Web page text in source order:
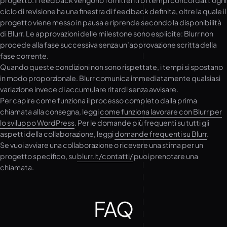
ciclo di revisione ha una finestra di feedback definita, oltre la quale il
progetto viene messo in pausa e riprende secondo la disponibilità
di Blurr. Le approvazioni delle milestone sono esplicite: Blurr non
procede alla fase successiva senza un’approvazione scritta della
fase corrente.
Quando queste condizioni non sono rispettate, i tempi si spostano
in modo proporzionale. Blurr comunica immediatamente qualsiasi
variazione invece di accumulare ritardi senza avvisare.
Per capire come funziona il processo completo dalla prima
chiamata alla consegna, leggicome funziona lavorare con Blurr per
lo sviluppo WordPress. Per le domande più frequenti su tutti gli
aspetti della collaborazione, leggidomande frequenti su Blurr.
Se vuoi avviare una collaborazione o ricevere una stima per un
progetto specifico, su blurr.it/contatti/puoi prenotare una
chiamata.
FAQ